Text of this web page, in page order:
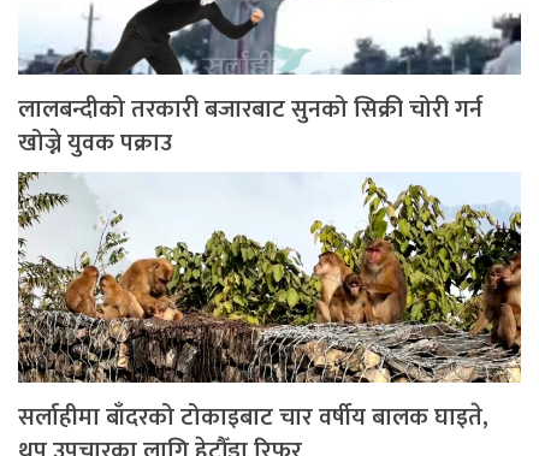
लालबन्दीको तरकारी बजारबाट सुनको सिक्री चोरी गर्न
खोज्ने युवक पक्राउ
सर्लाहीमा बाँदरको टोकाइबाट चार वर्षीय बालक घाइते,